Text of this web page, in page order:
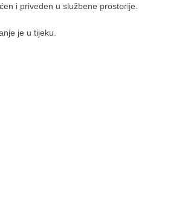
i priveden u službene prostorije.
je u tijeku.